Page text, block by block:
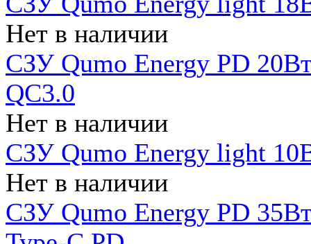
Нет в наличии
СЗУ Qumo Energy PD
QC3.0
Нет в наличии
СЗУ Qumo Energy light
Нет в наличии
СЗУ Qumo Energy PD